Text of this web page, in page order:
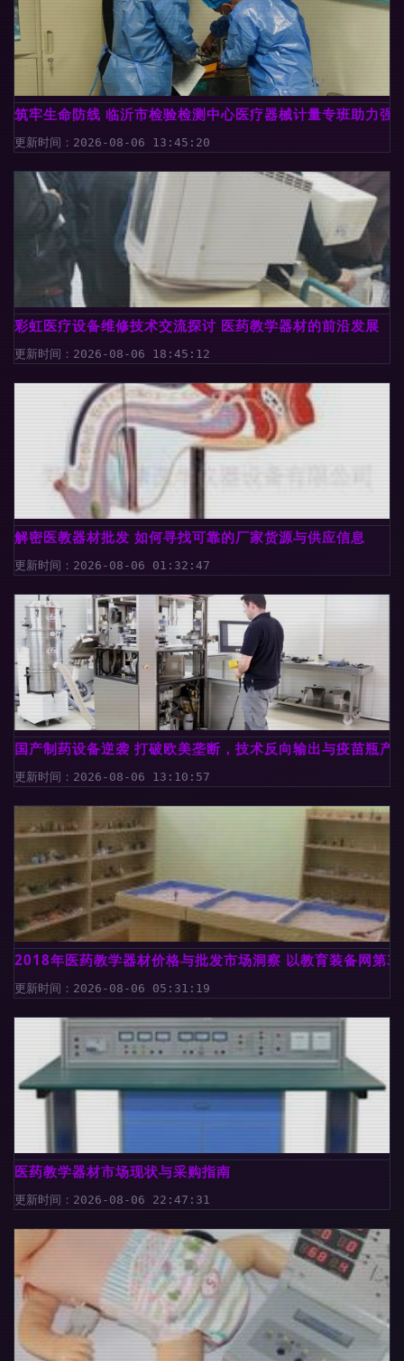
筑牢生命防线 临沂市检验检测中心医疗器械计量专班助力强
更新时间：2026-08-06 13:45:20
彩虹医疗设备维修技术交流探讨 医药教学器材的前沿发展
更新时间：2026-08-06 18:45:12
解密医教器材批发 如何寻找可靠的厂家货源与供应信息
更新时间：2026-08-06 01:32:47
国产制药设备逆袭 打破欧美垄断，技术反向输出与疫苗瓶产
更新时间：2026-08-06 13:10:57
2018年医药教学器材价格与批发市场洞察 以教育装备网第
更新时间：2026-08-06 05:31:19
医药教学器材市场现状与采购指南
更新时间：2026-08-06 22:47:31